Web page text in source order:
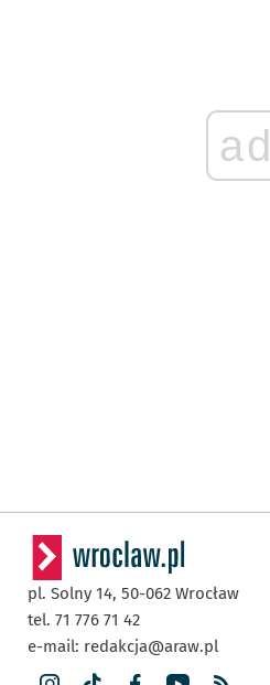
ad
pl. Solny 14, 50-062 Wrocław
tel. 71 776 71 42
e-mail: redakcja@araw.pl